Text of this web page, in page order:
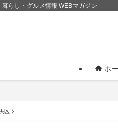
暮らし・グルメ情報 WEBマガジン
ホ
区